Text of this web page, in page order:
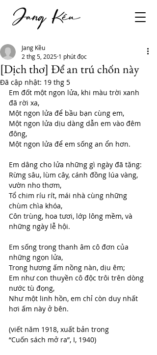
[Dịch thơ] Để an trú chốn này
Jang Kều
2 thg 5, 2025 1 phút đọc
Đã cập nhật: 19 thg 5
Em đốt một ngọn lửa, khi màu trời xanh
đã rời xa,
Một ngọn lửa để bầu bạn cùng em,
Một ngọn lửa dịu dàng dẫn em vào đêm
đông,
Một ngọn lửa để em sống an ổn hơn.
Em dâng cho lửa những gì ngày đã tặng:
Rừng sâu, lùm cây, cánh đồng lúa vàng,
vườn nho thơm,
Tổ chim ríu rít, mái nhà cùng những
chùm chìa khóa,
Côn trùng, hoa tươi, lớp lông mềm, và
những ngày lễ hội.
Em sống trong thanh âm cô đơn của
những ngọn lửa,
Trong hương ấm nồng nàn, dịu êm;
Em như con thuyền cô độc trôi trên dòng
nước tù đọng,
Như một linh hồn, em chỉ còn duy nhất
hơi ấm này ở bên.
(viết năm 1918, xuất bản trong
“Cuốn sách mở ra”, I, 1940)